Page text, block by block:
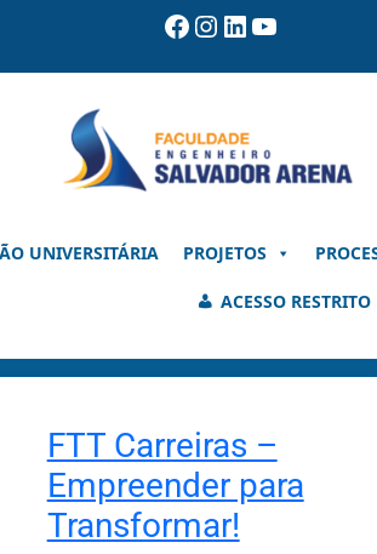
Facebook
Instagram
LinkedIn
Youtube
UNIVERSITÁRIA PROJETOS
ACESSO RESTRITO
FTT Carreiras –
Empreender para
Transformar!